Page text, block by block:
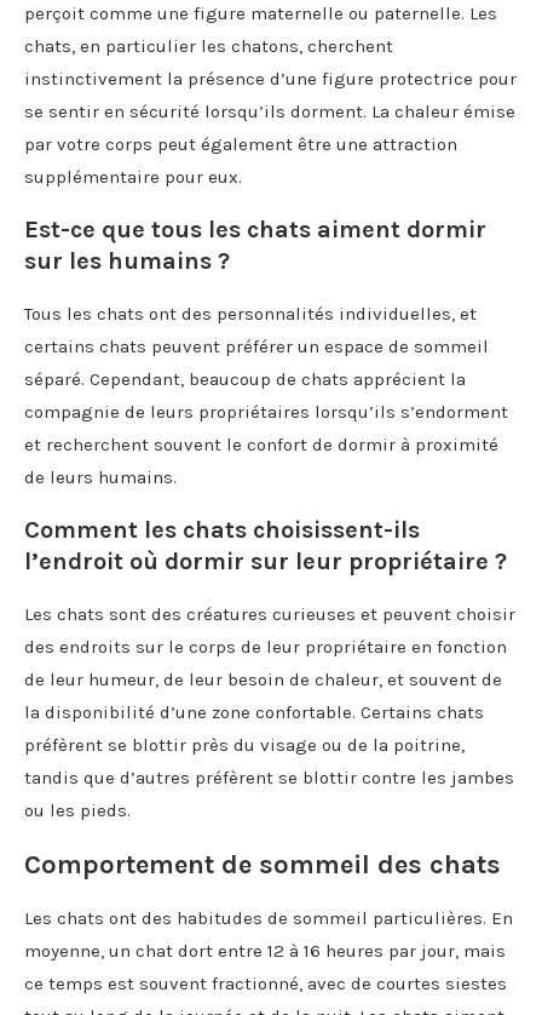
perçoit comme une figure maternelle ou paternelle. Les
chats, en particulier les chatons, cherchent
instinctivement la présence d’une figure protectrice pour
se sentir en sécurité lorsqu’ils dorment. La chaleur émise
par votre corps peut également être une attraction
supplémentaire pour eux.
Est-ce que tous les chats aiment dormir
sur les humains ?
Tous les chats ont des personnalités individuelles, et
certains chats peuvent préférer un espace de sommeil
séparé. Cependant, beaucoup de chats apprécient la
compagnie de leurs propriétaires lorsqu’ils s’endorment
et recherchent souvent le confort de dormir à proximité
de leurs humains.
Comment les chats choisissent-ils
l’endroit où dormir sur leur propriétaire ?
Les chats sont des créatures curieuses et peuvent choisir
des endroits sur le corps de leur propriétaire en fonction
de leur humeur, de leur besoin de chaleur, et souvent de
la disponibilité d’une zone confortable. Certains chats
préfèrent se blottir près du visage ou de la poitrine,
tandis que d’autres préfèrent se blottir contre les jambes
ou les pieds.
Comportement de sommeil des chats
Les chats ont des habitudes de sommeil particulières. En
moyenne, un chat dort entre 12 à 16 heures par jour, mais
ce temps est souvent fractionné, avec de courtes siestes